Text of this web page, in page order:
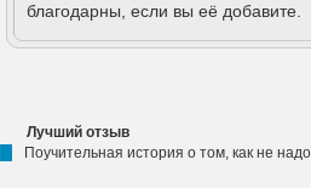
благодарны, если вы её добавите.
Лучший отзыв
Поучительная история о том, как не